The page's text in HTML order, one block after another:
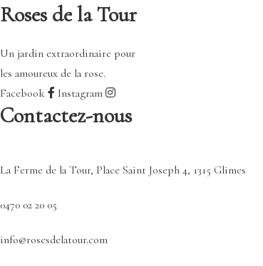
Roses de la Tour
Un jardin extraordinaire pour
les amoureux de la rose.
Facebook
Instagram
Contactez-nous
La Ferme de la Tour, Place Saint Joseph 4, 1315 Glimes
0470 02 20 05
info@rosesdelatour.com